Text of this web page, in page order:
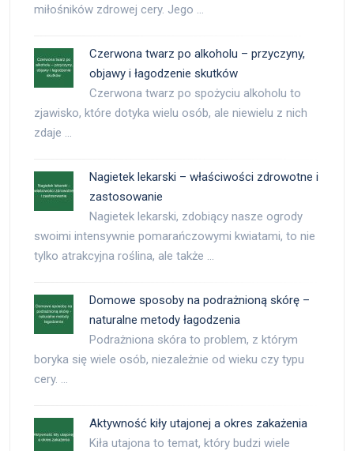
miłośników zdrowej cery. Jego …
Czerwona twarz po alkoholu – przyczyny,
objawy i łagodzenie skutków
Czerwona twarz po spożyciu alkoholu to
zjawisko, które dotyka wielu osób, ale niewielu z nich
zdaje …
Nagietek lekarski – właściwości zdrowotne i
zastosowanie
Nagietek lekarski, zdobiący nasze ogrody
swoimi intensywnie pomarańczowymi kwiatami, to nie
tylko atrakcyjna roślina, ale także …
Domowe sposoby na podrażnioną skórę –
naturalne metody łagodzenia
Podrażniona skóra to problem, z którym
boryka się wiele osób, niezależnie od wieku czy typu
cery. …
Aktywność kiły utajonej a okres zakażenia
Kiła utajona to temat, który budzi wiele